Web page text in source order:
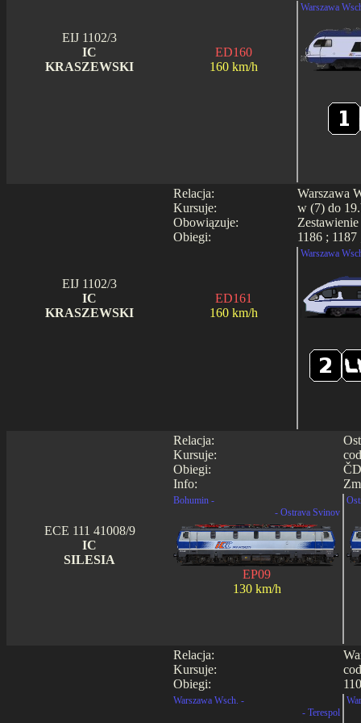
EIJ 1102/3
IC
KRASZEWSKI
ED160
160 km/h
Warszawa
Relacja:
Kursuje:
Obowiązuje:
Obiegi:
Warszawa
w (7) do
1186 ; 1187
EIJ 1102/3
IC
KRASZEWSKI
ED161
160 km/h
Warszawa
Relacja:
Kursuje:
Obiegi:
Info:
ECE 111 41008/9
IC
SILESIA
Bohumin -
- Ostrava Svinov
EP09
130 km/h
Relacja:
Kursuje:
Obiegi:
Warszawa Wsch. -
- Terespol